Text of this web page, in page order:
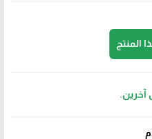
المنتج
آخرين.